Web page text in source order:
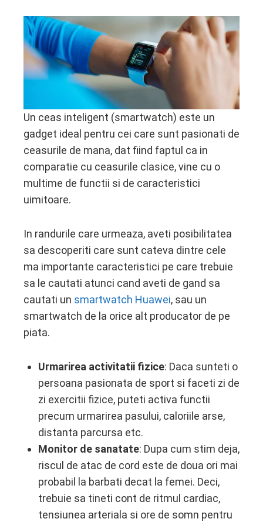
Un ceas inteligent (smartwatch) este un
gadget ideal pentru cei care sunt pasionati de
ceasurile de mana, dat fiind faptul ca in
comparatie cu ceasurile clasice, vine cu o
multime de functii si de caracteristici
uimitoare.
In randurile care urmeaza, aveti posibilitatea
sa descoperiti care sunt cateva dintre cele
ma importante caracteristici pe care trebuie
sa le cautati atunci cand aveti de gand sa
cautati un smartwatch Huawei, sau un
smartwatch de la orice alt producator de pe
piata.
Urmarirea activitatii fizice: Daca sunteti o
persoana pasionata de sport si faceti zi de
zi exercitii fizice, puteti activa functii
precum urmarirea pasului, caloriile arse,
distanta parcursa etc.
Monitor de sanatate: Dupa cum stim deja,
riscul de atac de cord este de doua ori mai
probabil la barbati decat la femei. Deci,
trebuie sa tineti cont de ritmul cardiac,
tensiunea arteriala si ore de somn pentru